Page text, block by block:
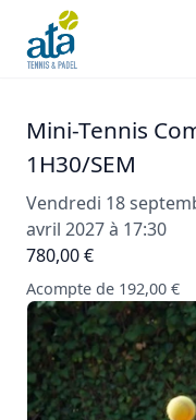
Mini-Tennis
1H30/SEM
Vendredi 18
avril 2027 à 17:30
780,00 €
Acompte de 192,00 €